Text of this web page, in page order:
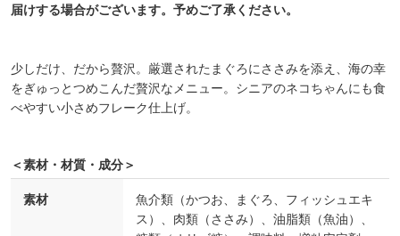
届けする場合がございます。予めご了承ください。
少しだけ、だから贅沢。厳選されたまぐろにささみを添え、海の幸
をぎゅっとつめこんだ贅沢なメニュー。シニアのネコちゃんにも食
べやすい小さめフレーク仕上げ。
＜素材・材質・成分＞
素材
魚介類（かつお、まぐろ、フィッシュエキ
ス）、肉類（ささみ）、油脂類（魚油）、